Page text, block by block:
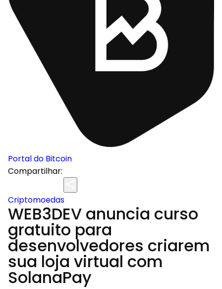
Portal do Bitcoin
Compartilhar:
Criptomoedas
WEB3DEV anuncia curso
gratuito para
desenvolvedores criarem
sua loja virtual com
SolanaPay